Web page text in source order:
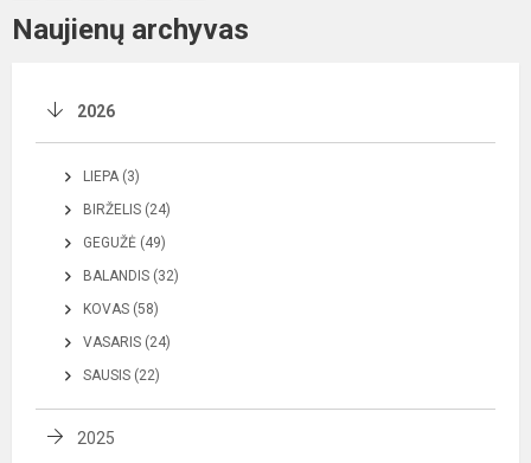
Naujienų archyvas
2026
LIEPA (3)
BIRŽELIS (24)
GEGUŽĖ (49)
BALANDIS (32)
KOVAS (58)
VASARIS (24)
SAUSIS (22)
2025